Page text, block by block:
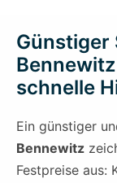
Günstiger
schnelle
Ein günstiger
Bennewitz
Festpreise aus: